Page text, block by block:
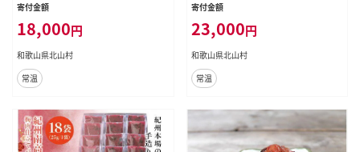
寄付金額
18,000円
和歌山県北山村
常温
寄付金額
23,000円
和歌山県北山村
常温